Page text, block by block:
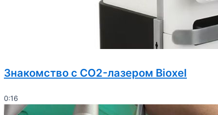
Знакомство с CO2-лазером Bioxel
0:16